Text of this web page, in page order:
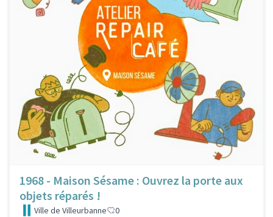
1968 - Maison Sésame : Ouvrez la porte aux
objets réparés !
Ville de Villeurbanne 0